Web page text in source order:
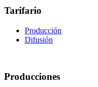
Tarifario
Producción
Difusión
Producciones